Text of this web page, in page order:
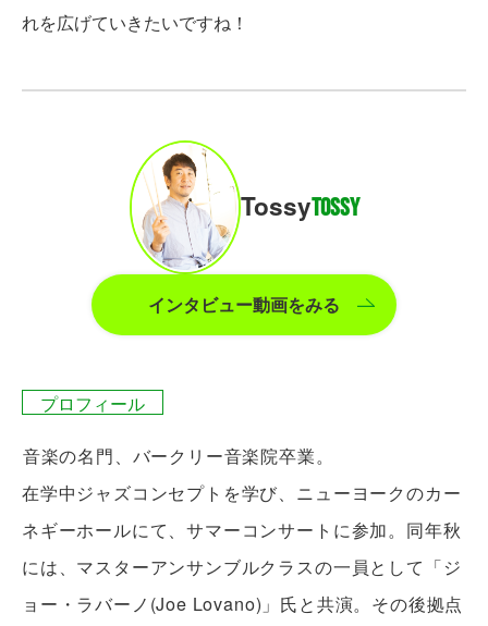
れを広げていきたいですね！
TossyTOSSY
インタビュー動画をみる
プロフィール
音楽の名門、バークリー音楽院卒業。
在学中ジャズコンセプトを学び、ニューヨークのカー
ネギーホールにて、サマーコンサートに参加。同年秋
には、マスターアンサンブルクラスの一員として「ジ
ョー・ラバーノ(Joe Lovano)」氏と共演。その後拠点